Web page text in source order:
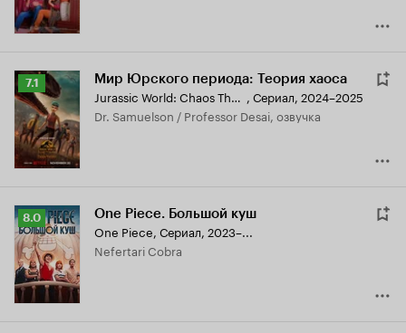
Рейтинг
Кинопоиска
7.1
7.1 Мир Юрского периода: Теория хаоса
Jurassic World: Chaos Theory , Сериал, 2024–2025
Dr. Samuelson / Professor Desai, озвучка
Рейтинг
Кинопоиска
8.0
8.0 One Piece. Большой куш
One Piece, Сериал, 2023–...
Nefertari Cobra